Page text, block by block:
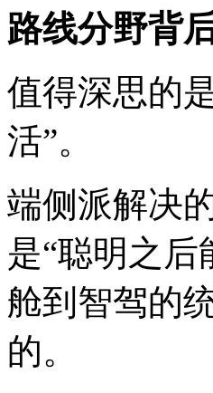
路线分野背
值得深思的
活”。
端侧派解决
是“聪明之后
舱到智驾的
的。